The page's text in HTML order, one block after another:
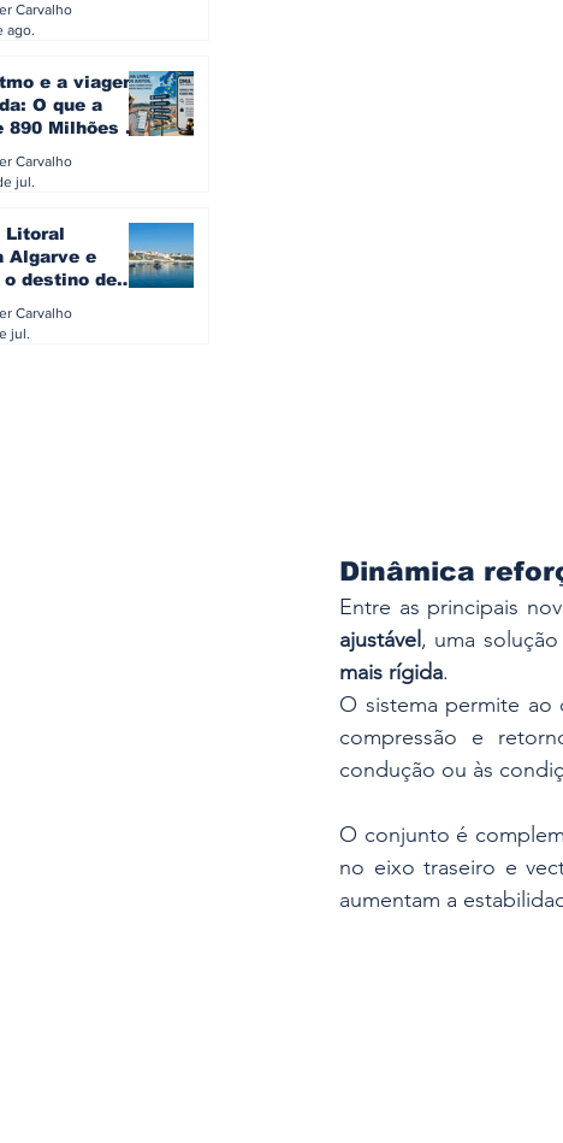
Dinâmica
Entre as principais
ajustável , uma
mais rígida.
O sistema permite ao
compressão e
condução ou às
O conjunto é
no eixo traseiro e
aumentam a
europeu
Carvalho
ago.
e a viagem
O que a
890 Milhões à
do turista na
Carvalho
jul.
Litoral
Algarve e
o destino de
Carvalho
jul.